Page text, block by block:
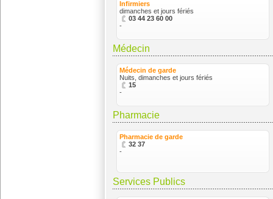
Infirmiers
dimanches et jours fériés
03 44 23 60 00
-
Médecin
Médecin de garde
Nuits, dimanches et jours fériés
15
-
Pharmacie
Pharmacie de garde
32 37
-
Services Publics